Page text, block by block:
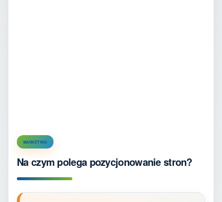
MARKETING
Na czym polega pozycjonowanie stron?